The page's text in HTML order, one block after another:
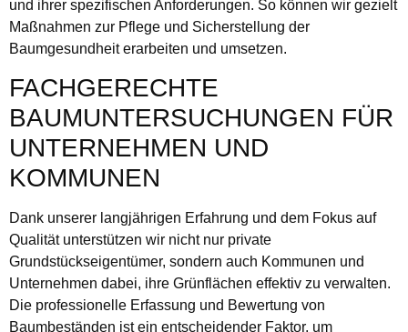
und ihrer spezifischen Anforderungen. So können wir gezielt
Maßnahmen zur Pflege und Sicherstellung der
Baumgesundheit erarbeiten und umsetzen.
FACHGERECHTE
BAUMUNTERSUCHUNGEN FÜR
UNTERNEHMEN UND
KOMMUNEN
Dank unserer langjährigen Erfahrung und dem Fokus auf
Qualität unterstützen wir nicht nur private
Grundstückseigentümer, sondern auch Kommunen und
Unternehmen dabei, ihre Grünflächen effektiv zu verwalten.
Die professionelle Erfassung und Bewertung von
Baumbeständen ist ein entscheidender Faktor, um